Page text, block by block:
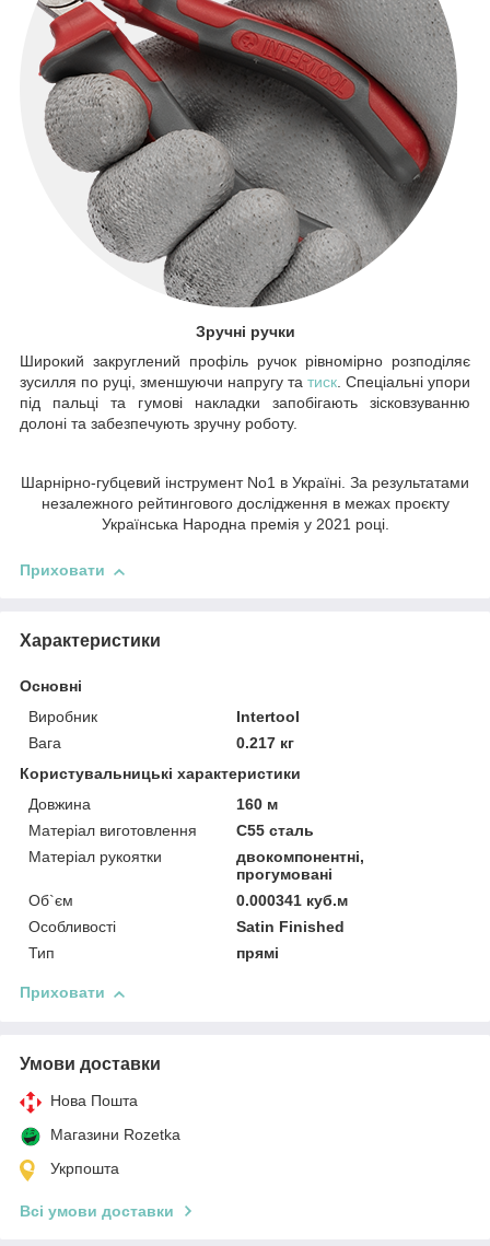
Зручні ручки
Широкий закруглений профіль ручок рівномірно розподіляє
зусилля по руці, зменшуючи напругу та тиск. Спеціальні упори
під пальці та гумові накладки запобігають зісковзуванню
долоні та забезпечують зручну роботу.
Шарнірно-губцевий інструмент No1 в Україні. За результатами
незалежного рейтингового дослідження в межах проєкту
Українська Народна премія у 2021 році.
Приховати
Характеристики
Основні
Виробник
Intertool
Вага
0.217 кг
Користувальницькі характеристики
Довжина
160 м
Матеріал виготовлення
С55 сталь
Матеріал рукоятки
двокомпонентні,
прогумовані
Об`єм
0.000341 куб.м
Особливості
Satin Finished
Тип
прямі
Приховати
Умови доставки
Нова Пошта
Магазини Rozetka
Укрпошта
Всі умови доставки